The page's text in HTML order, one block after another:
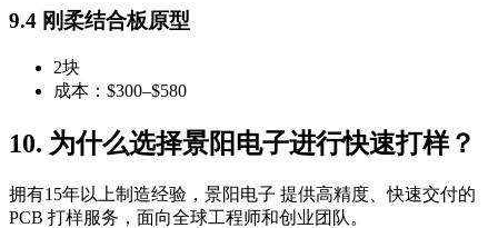
9.4 刚柔结合板原型
2块
成本：$300–$580
10. 为什么选择景阳电子进行快速打样？
拥有15年以上制造经验，景阳电子 提供高精度、快速交付的
PCB 打样服务，面向全球工程师和创业团队。